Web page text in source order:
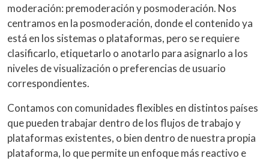
moderación: premoderación y posmoderación. Nos
centramos en la posmoderación, donde el contenido ya
está en los sistemas o plataformas, pero se requiere
clasificarlo, etiquetarlo o anotarlo para asignarlo a los
niveles de visualización o preferencias de usuario
correspondientes.
Contamos con comunidades flexibles en distintos países
que pueden trabajar dentro de los flujos de trabajo y
plataformas existentes, o bien dentro de nuestra propia
plataforma, lo que permite un enfoque más reactivo e